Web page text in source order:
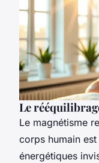
Le
Le magnétisme
corps humain
énergétiques